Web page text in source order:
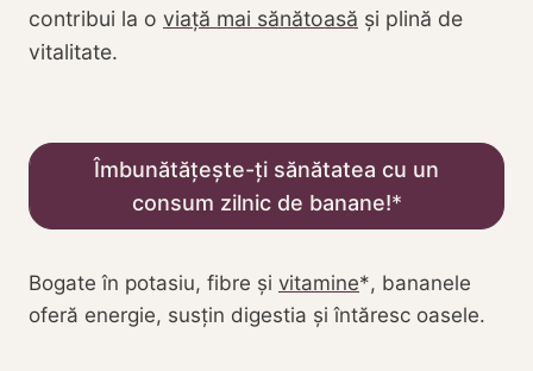
contribui la o viață mai sănătoasă și plină de
vitalitate.
Îmbunătățește-ți sănătatea cu un
consum zilnic de banane!
Bogate în potasiu, fibre și vitamine , bananele
oferă energie, susțin digestia și întăresc oasele.